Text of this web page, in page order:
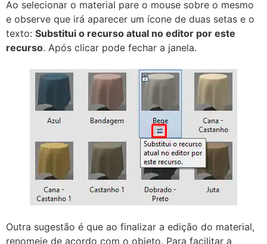
Ao selecionar o material pare o mouse sobre o mesmo
e observe que irá aparecer um ícone de duas setas e o
texto: Substitui o recurso atual no editor por este
recurso. Após clicar pode fechar a janela.
Outra sugestão é que ao finalizar a edição do material,
renomeie de acordo com o objeto. Para facilitar a